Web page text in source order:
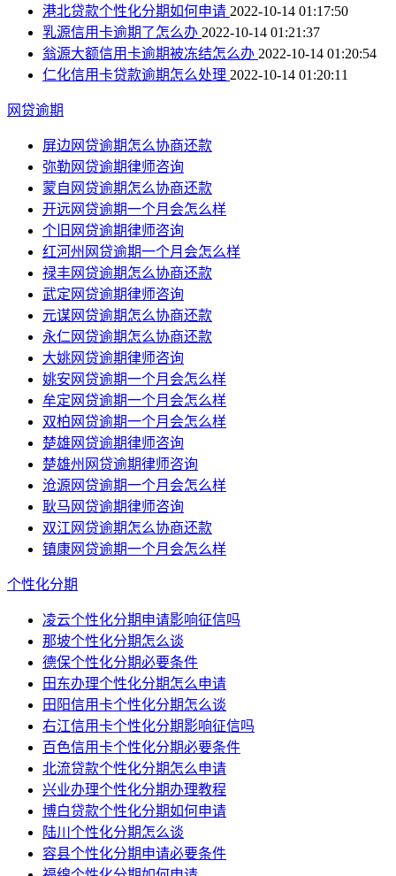
港北贷款个性化分期如何申请 2022-10-14 01:17:50
乳源信用卡逾期了怎么办 2022-10-14 01:21:37
翁源大额信用卡逾期被冻结怎么办 2022-10-14 01:20:54
仁化信用卡贷款逾期怎么处理 2022-10-14 01:20:11
网贷逾期
屏边网贷逾期怎么协商还款
弥勒网贷逾期律师咨询
蒙自网贷逾期怎么协商还款
开远网贷逾期一个月会怎么样
个旧网贷逾期律师咨询
红河州网贷逾期一个月会怎么样
禄丰网贷逾期怎么协商还款
武定网贷逾期律师咨询
元谋网贷逾期怎么协商还款
永仁网贷逾期怎么协商还款
大姚网贷逾期律师咨询
姚安网贷逾期一个月会怎么样
牟定网贷逾期一个月会怎么样
双柏网贷逾期一个月会怎么样
楚雄网贷逾期律师咨询
楚雄州网贷逾期律师咨询
沧源网贷逾期一个月会怎么样
耿马网贷逾期律师咨询
双江网贷逾期怎么协商还款
镇康网贷逾期一个月会怎么样
个性化分期
凌云个性化分期申请影响征信吗
那坡个性化分期怎么谈
德保个性化分期必要条件
田东办理个性化分期怎么申请
田阳信用卡个性化分期怎么谈
右江信用卡个性化分期影响征信吗
百色信用卡个性化分期必要条件
北流贷款个性化分期怎么申请
兴业办理个性化分期办理教程
博白贷款个性化分期如何申请
陆川个性化分期怎么谈
容县个性化分期申请必要条件